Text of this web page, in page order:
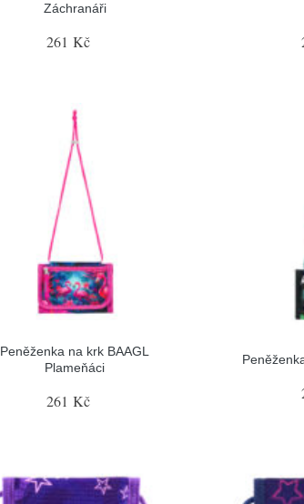
Záchranáři
261 Kč
Peněženka na krk BAAGL
Plameňáci
261 Kč